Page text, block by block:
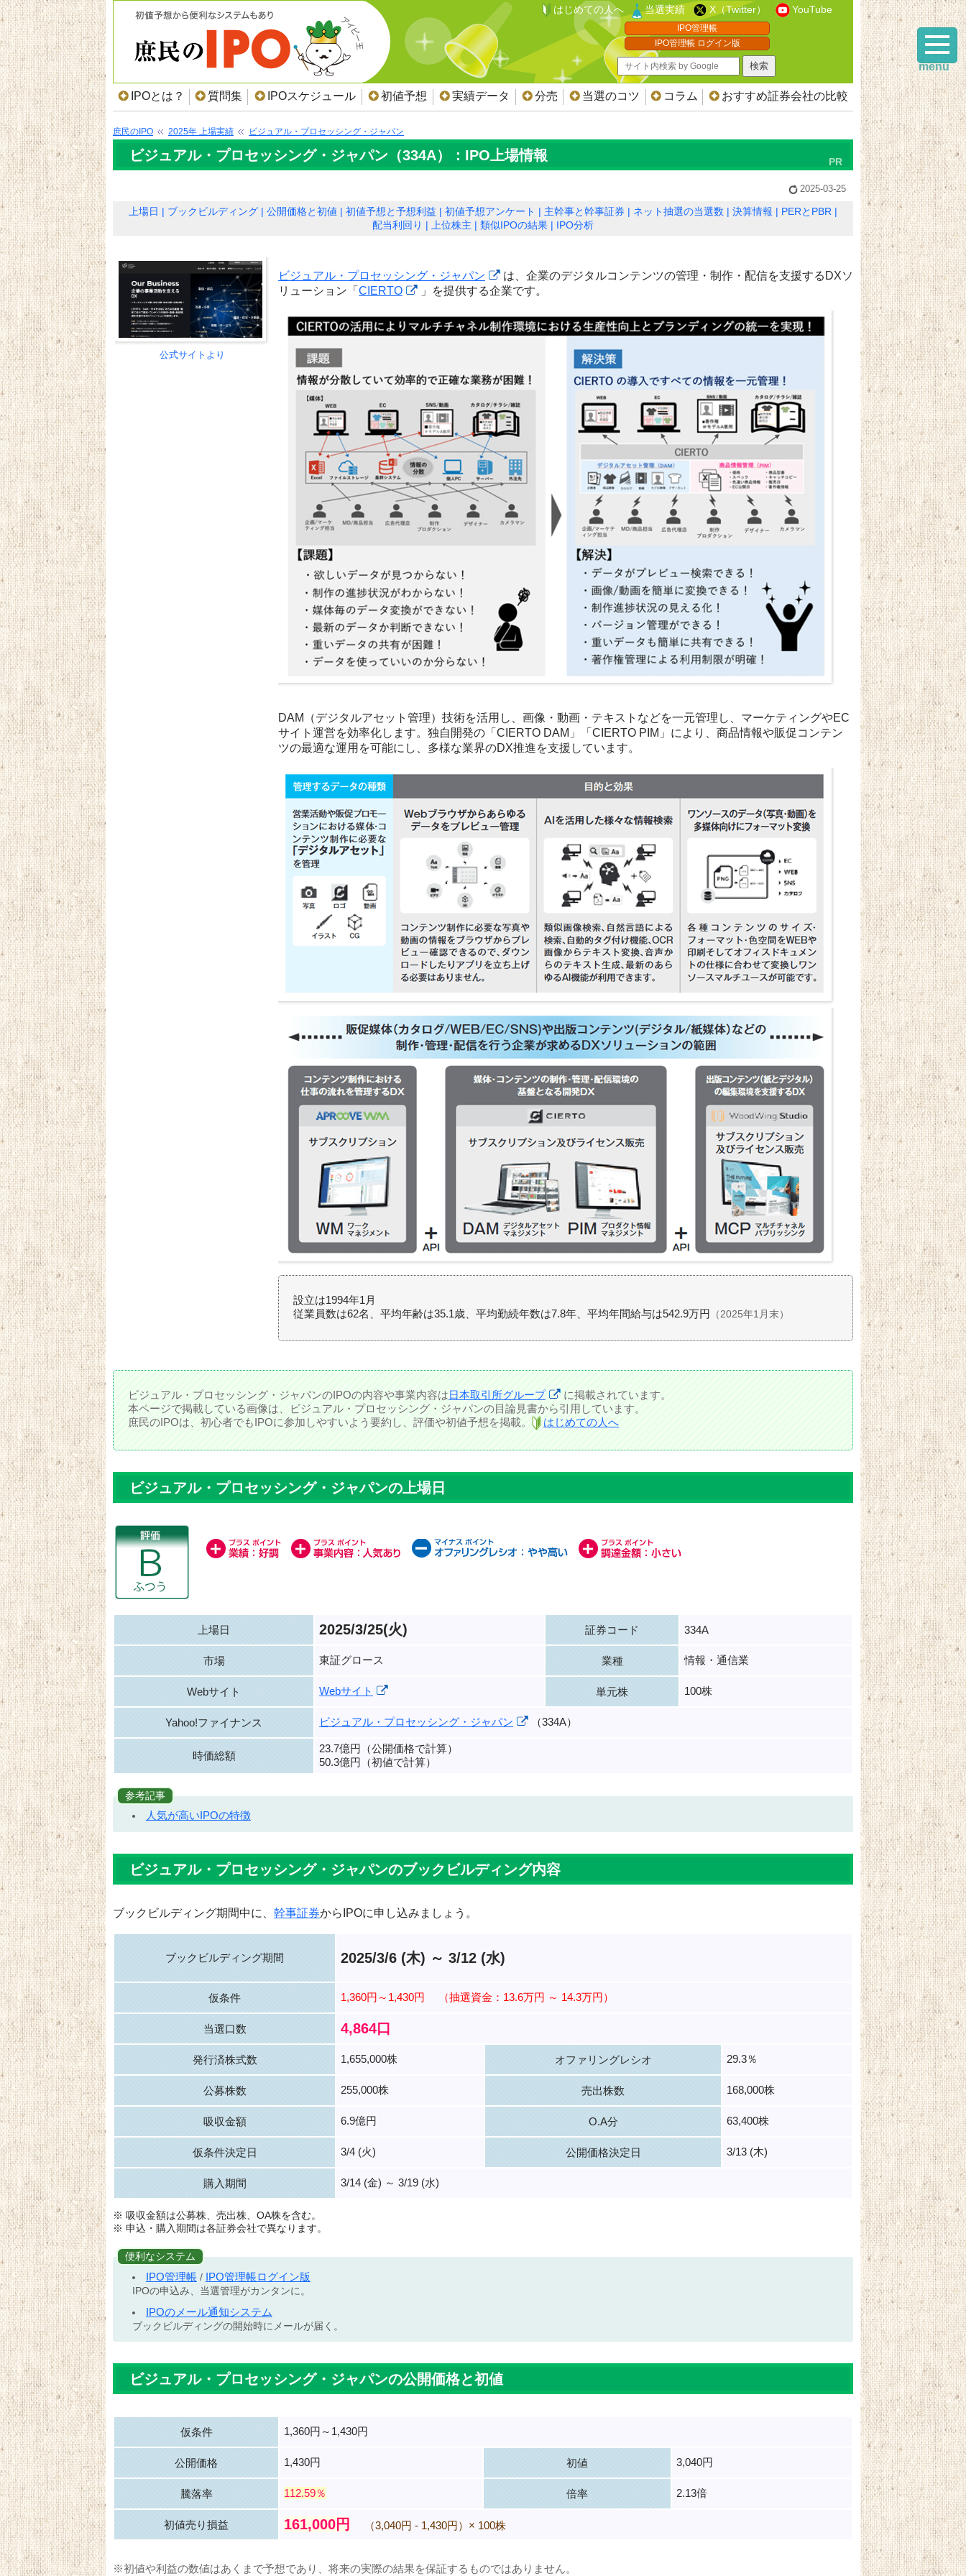
はじめての人へ 当選実績 X（Twitter） YouTube
IPO管理帳
IPO管理帳 ログイン版
IPOとは？ 質問集 IPOスケジュール 初値予想 実績データ 分売 当選のコツ コラム おすすめ証券会社の比較
庶民のIPO 2025年 上場実績 ビジュアル・プロセッシング・ジャパン
ビジュアル・プロセッシング・ジャパン（334A）：IPO上場情報
2025-03-25
上場日 ブックビルディング 公開価格と初値 初値予想と予想利益 初値予想アンケート 主幹事と幹事証券 ネット抽選の当選数 決算情報
PERとPBR
配当利回り
上位株主 類似IPOの結果 IPO分析
公式サイトより
ビジュアル・プロセッシング・ジャパン
は、企業のデジタルコンテンツの管理・制作・配信を支援するDXソ
リューション「 CIERTO 」を提供する企業です。
DAM（デジタルアセット管理）技術を活用し、画像・動画・テキストなどを一元管理し、マーケティングやEC
サイト運営を効率化します。独自開発の「CIERTO DAM」「CIERTO PIM」により、商品情報や販促コンテン
ツの最適な運用を可能にし、多様な業界のDX推進を支援しています。
設立は1994年1月
従業員数は62名、平均年齢は35.1歳、平均勤続年数は7.8年、平均年間給与は542.9万円
（2025年1月末）
ビジュアル・プロセッシング・ジャパンのIPOの内容や事業内容は日本取引所グループ
に掲載されています。
本ページで掲載している画像は、ビジュアル・プロセッシング・ジャパンの目論見書から引用しています。
庶民のIPOは、初心者でもIPOに参加しやすいよう要約し、評価や初値予想を掲載。
はじめての人へ
ビジュアル・プロセッシング・ジャパンの上場日
上場日 2025/3/25(火) 証券コード 334A
市場 東証グロース 業種 情報・通信業
Webサイト Webサイト 単元株 100株
Yahoo!ファイナンス ビジュアル・プロセッシング・ジャパン （334A）
時価総額
23.7億円（公開価格で計算）
50.3億円（初値で計算）
参考記事
人気が高いIPOの特徴
ビジュアル・プロセッシング・ジャパンのブックビルディング内容
ブックビルディング期間中に、 幹事証券からIPOに申し込みましょう。
ブックビルディング期間 2025/3/6 (木) ～ 3/12 (水)
仮条件 1,360円～1,430円 （抽選資金：13.6万円 ～ 14.3万円）
当選口数 4,864口
発行済株式数 1,655,000株 オファリングレシオ 29.3％
公募株数 255,000株 売出株数 168,000株
吸収金額 6.9億円 O.A分 63,400株
仮条件決定日 3/4 (火) 公開価格決定日 3/13 (木)
購入期間 3/14 (金) ～ 3/19 (水)
※ 吸収金額は公募株、売出株、OA株を含む。
※ 申込・購入期間は各証券会社で異なります。
便利なシステム
IPO管理帳 / IPO管理帳ログイン版
IPOの申込み、当選管理がカンタンに。
IPOのメール通知システム
ブックビルディングの開始時にメールが届く。
ビジュアル・プロセッシング・ジャパンの公開価格と初値
仮条件 1,360円～1,430円
公開価格 1,430円 初値 3,040円
騰落率 112.59％ 倍率 2.13倍
初値売り損益 161,000円 （3,040円 - 1,430円）× 100株
※初値や利益の数値はあくまで予想であり、将来の実際の結果を保証するものではありません。
menu